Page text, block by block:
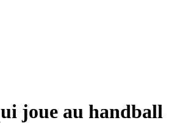
joue au handball